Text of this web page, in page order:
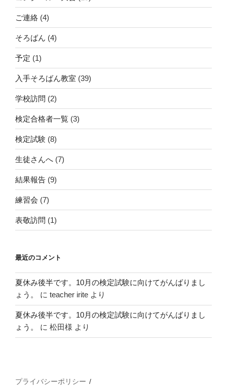
ご連絡 (4)
そろばん (4)
予定 (1)
入手そろばん教室 (39)
学校訪問 (2)
検定合格者一覧 (3)
検定試験 (8)
生徒さんへ (7)
結果報告 (9)
練習会 (7)
表敬訪問 (1)
最近のコメント
夏休み後半です。10月の検定試験に向けてがんばりまし
ょう。
に teacher irite より
夏休み後半です。10月の検定試験に向けてがんばりまし
ょう。
に 松田様 より
プライバシーポリシー